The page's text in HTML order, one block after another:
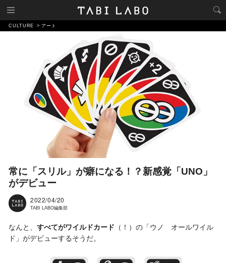
CULTURE アート
常に「スリル」が癖になる！？新感覚「UNO」
がデビュー
2022/04/20
TABI LABO編集部
なんと、 すべてがワイルドカード （！）の「ウノ オールワイル
ド」がデビューするそうだ。